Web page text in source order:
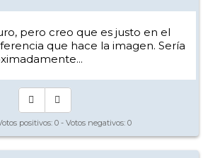
pero creo que es justo en el
que hace la imagen. Sería
positivos: 0 - Votos negativos: 0